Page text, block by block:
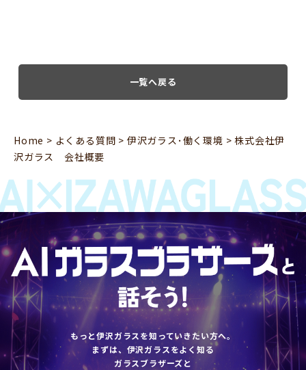
一覧へ戻る
Home > よくある質問 > 伊沢ガラス･働く環境 >株式会社伊
沢ガラス 会社概要
もっと伊沢ガラスを知っていきたい方へ。
まずは、伊沢ガラスをよく知る
ガラスブラザーズと